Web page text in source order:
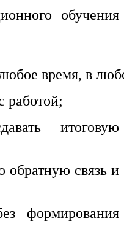
обучения
время, в
работой;
итоговую
обратную связь и
формирования